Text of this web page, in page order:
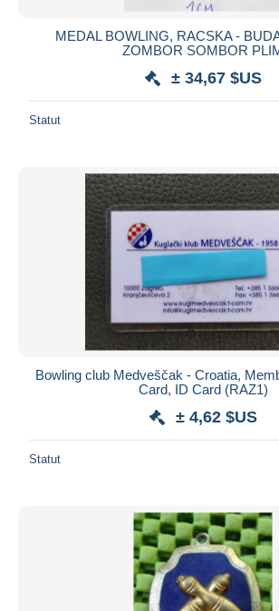
MEDAL BOWLING, RACSKA -
ZOMBOR SOMBOR
± 34,67 $US
Statut
Bowling club Medveščak - Croatia,
Card, ID Card (RAZ1)
± 4,62 $US
Statut